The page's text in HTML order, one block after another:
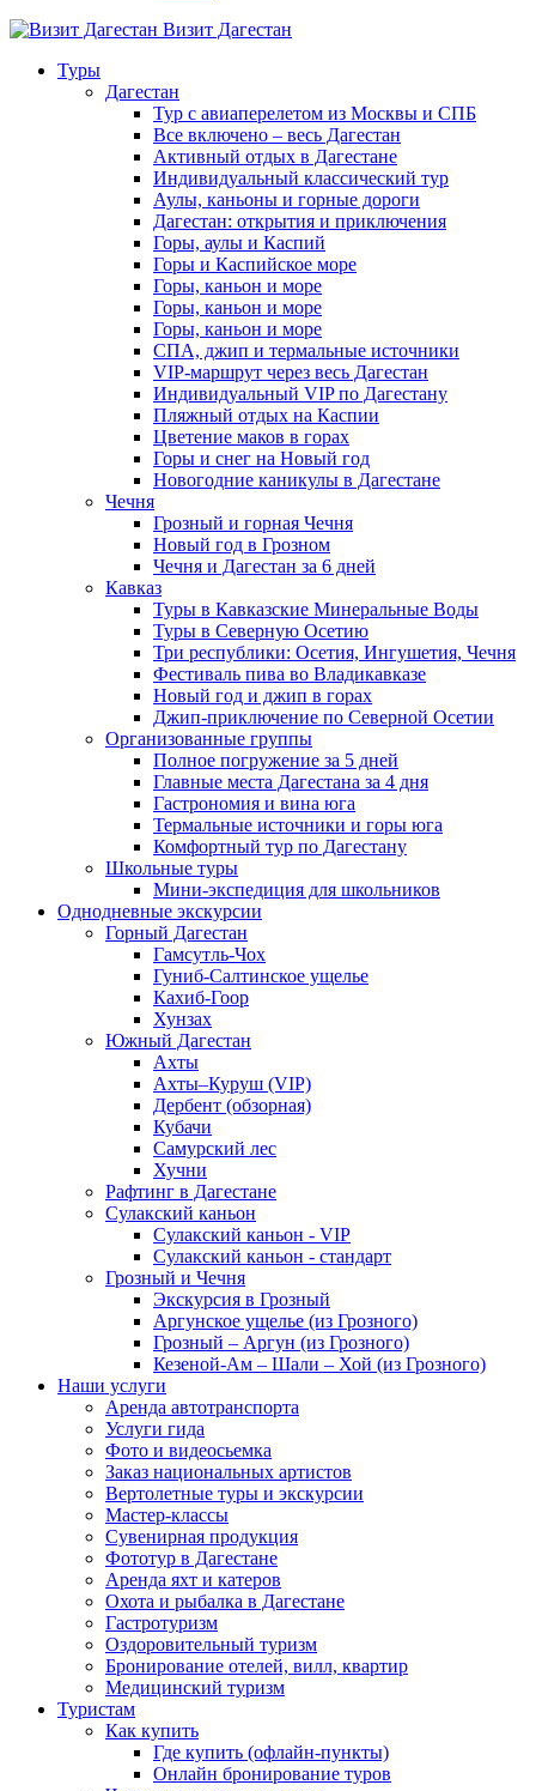
Визит Дагестан
Туры
Дагестан
Тур с авиаперелетом из Москвы и СПБ
Все включено – весь Дагестан
Активный отдых в Дагестане
Индивидуальный классический тур
Аулы, каньоны и горные дороги
Дагестан: открытия и приключения
Горы, аулы и Каспий
Горы и Каспийское море
Горы, каньон и море
Горы, каньон и море
Горы, каньон и море
СПА, джип и термальные источники
VIP-маршрут через весь Дагестан
Индивидуальный VIP по Дагестану
Пляжный отдых на Каспии
Цветение маков в горах
Горы и снег на Новый год
Новогодние каникулы в Дагестане
Чечня
Грозный и горная Чечня
Новый год в Грозном
Чечня и Дагестан за 6 дней
Кавказ
Туры в Кавказские Минеральные Воды
Туры в Северную Осетию
Три республики: Осетия, Ингушетия, Чечня
Фестиваль пива во Владикавказе
Новый год и джип в горах
Джип-приключение по Северной Осетии
Организованные группы
Полное погружение за 5 дней
Главные места Дагестана за 4 дня
Гастрономия и вина юга
Термальные источники и горы юга
Комфортный тур по Дагестану
Школьные туры
Мини-экспедиция для школьников
Однодневные экскурсии
Горный Дагестан
Гамсутль-Чох
Гуниб-Салтинское ущелье
Кахиб-Гоор
Хунзах
Южный Дагестан
Ахты
Ахты–Куруш (VIP)
Дербент (обзорная)
Кубачи
Самурский лес
Хучни
Рафтинг в Дагестане
Сулакский каньон
Сулакский каньон - VIP
Сулакский каньон - стандарт
Грозный и Чечня
Экскурсия в Грозный
Аргунское ущелье (из Грозного)
Грозный – Аргун (из Грозного)
Кезеной-Ам – Шали – Хой (из Грозного)
Наши услуги
Аренда автотранспорта
Услуги гида
Фото и видеосьемка
Заказ национальных артистов
Вертолетные туры и экскурсии
Мастер-классы
Сувенирная продукция
Фототур в Дагестане
Аренда яхт и катеров
Охота и рыбалка в Дагестане
Гастротуризм
Оздоровительный туризм
Бронирование отелей, вилл, квартир
Медицинский туризм
Туристам
Как купить
Где купить (офлайн-пункты)
Онлайн бронирование туров